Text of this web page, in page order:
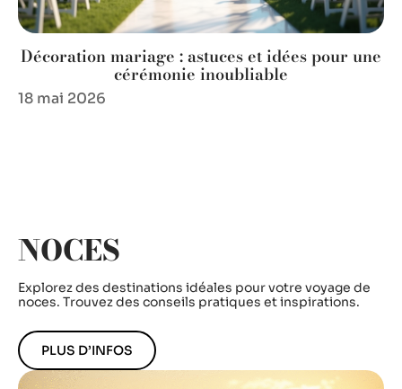
Décoration mariage : astuces et idées pour une
cérémonie inoubliable
18 mai 2026
NOCES
Explorez des destinations idéales pour votre voyage de
noces. Trouvez des conseils pratiques et inspirations.
PLUS D’INFOS